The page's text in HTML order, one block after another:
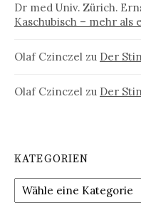
Dr med Univ. Zürich.
Kaschubisch – mehr als
Olaf Czinczel zu Der
Olaf Czinczel zu Der
KATEGORIEN